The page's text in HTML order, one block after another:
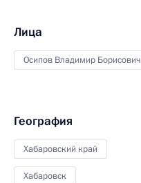
Лица
Осипов Владимир Борисович
География
Хабаровский край
Хабаровск